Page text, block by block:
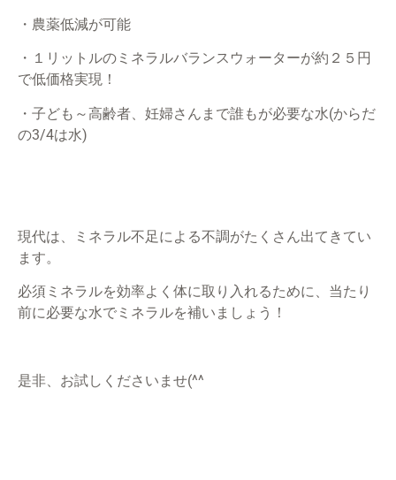
・農薬低減が可能
・１リットルのミネラルバランスウォーターが約２５円
で低価格実現！
・子ども～高齢者、妊婦さんまで誰もが必要な水(からだ
の3/4は水)
現代は、ミネラル不足による不調がたくさん出てきてい
ます。
必須ミネラルを効率よく体に取り入れるために、当たり
前に必要な水でミネラルを補いましょう！
是非、お試しくださいませ(^^